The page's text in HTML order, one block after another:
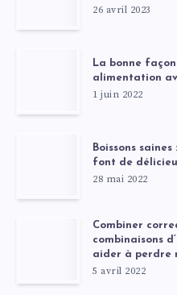
26 avril 2023
La bonne
alimentation
1 juin 2022
Boissons
font de
28 mai 2022
Combiner
combinaisons
aider à perdre
5 avril 2022